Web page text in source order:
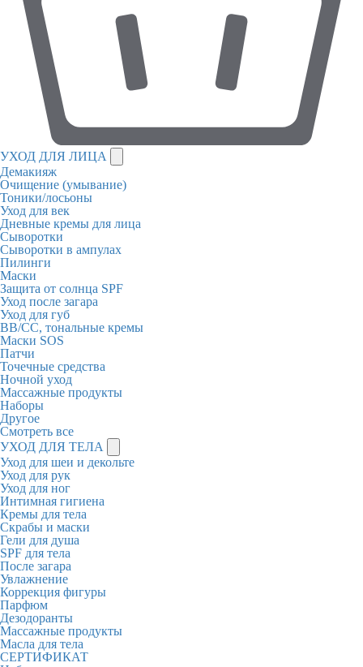
УХОД ДЛЯ ЛИЦА
Демакияж
Очищение (умывание)
Тоники/лосьоны
Уход для век
Дневные кремы для лица
Сыворотки
Сыворотки в ампулах
Пилинги
Маски
Защита от солнца SPF
Уход после загара
Уход для губ
BB/CC, тональные кремы
Маски SOS
Патчи
Точечные средства
Ночной уход
Массажные продукты
Наборы
Другое
Смотреть все
УХОД ДЛЯ ТЕЛА
Уход для шеи и декольте
Уход для рук
Уход для ног
Интимная гигиена
Кремы для тела
Скрабы и маски
Гели для душа
SPF для тела
После загара
Увлажнение
Коррекция фигуры
Парфюм
Дезодоранты
Массажные продукты
Масла для тела
СЕРТИФИКАТ